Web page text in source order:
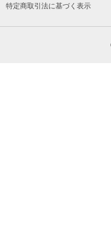
特定商取引法に基づく表示